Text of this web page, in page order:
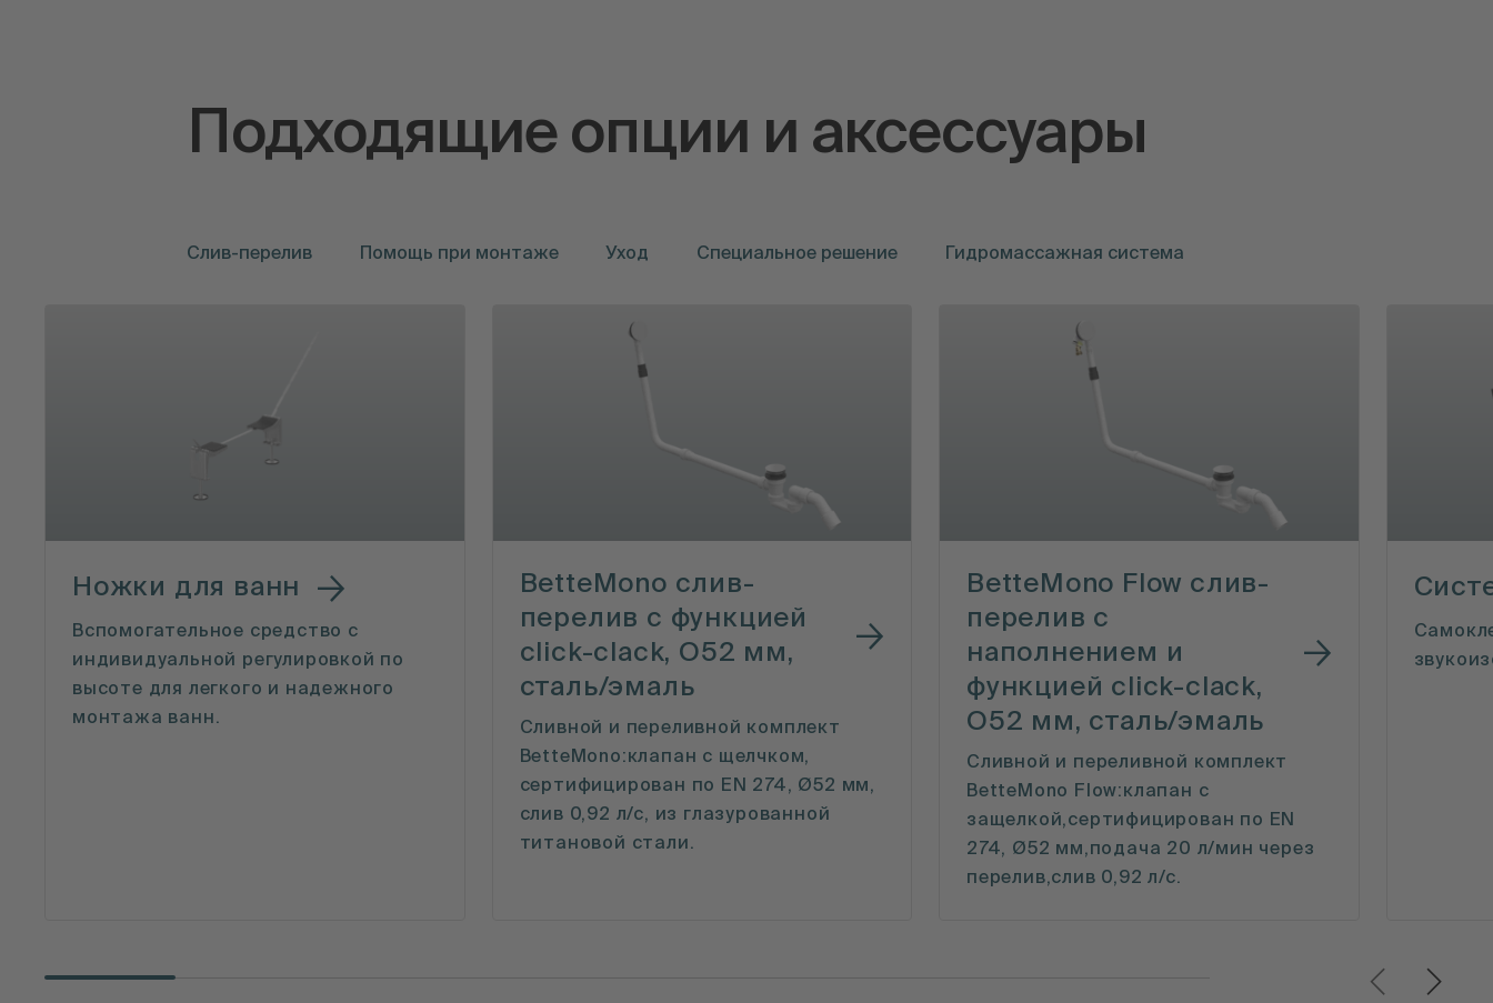
Подходящие опции и аксессуары
Слив-перелив Помощь при монтаже Уход Специальное решение Гидромассажная система
Ножки для ванн
Вспомогательное средство с
индивидуальной регулировкой по
высоте для легкого и надежного
монтажа ванн.
BetteMono cлив-
перелив с функцией
click-clack, O52 мм,
сталь/эмаль
Сливной и переливной комплект
BetteMono:клапан с щелчком,
сертифицирован по EN 274, Ø52 мм,
слив 0,92 л/с, из глазурованной
титановой стали.
BetteMono Flow cлив-
перелив с
наполнением и
функцией click-clack,
O52 мм, сталь/эмаль
Сливной и переливной комплект
BetteMono Flow:клапан с
защелкой,сертифицирован по EN
274, Ø52 мм,подача 20 л/мин через
перелив,слив 0,92 л/с.